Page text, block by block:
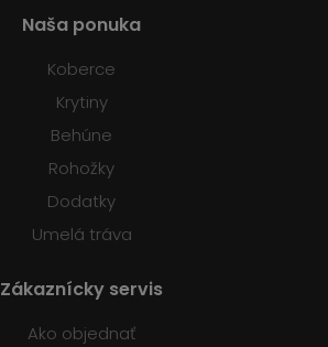
Naša ponuka
Koberce
Krytiny
Behúne
Rohožky
Dodatky
Umelá tráva
Zákaznícky servis
Ako objednať